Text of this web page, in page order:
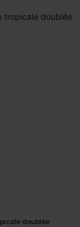
doublée